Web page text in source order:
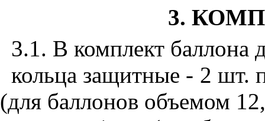
3.
3.1. В комплект баллона
кольца защитные - 2 шт.
(для баллонов объемом